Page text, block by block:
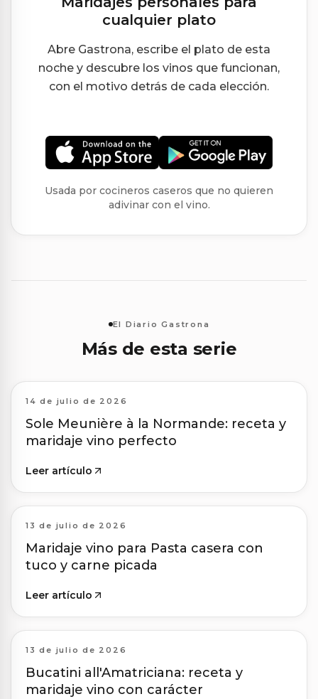
cualquier plato
Abre Gastrona, escribe el plato de esta
noche y descubre los vinos que funcionan,
con el motivo detrás de cada elección.
Usada por cocineros caseros que no quieren
adivinar con el vino.
El Diario Gastrona
Más de esta serie
14 de julio de 2026
Sole Meunière à la Normande: receta y
maridaje vino perfecto
Leer artículo
13 de julio de 2026
Maridaje vino para Pasta casera con
tuco y carne picada
Leer artículo
13 de julio de 2026
Bucatini all'Amatriciana: receta y
maridaje vino con carácter